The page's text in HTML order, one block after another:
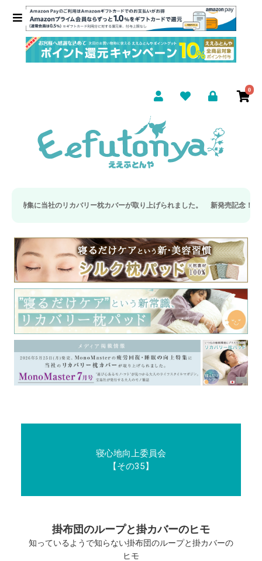
0
当社のリカバリー枕カバーが取り上げられました。 新発売記念！数量限定 と
寝心地向上委員会
【その35】
掛布団のループと掛カバーのヒモ
知っているようで知らない掛布団のループと掛カバーの
ヒモ